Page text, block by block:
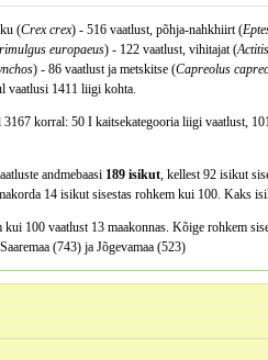
(Crex crex) - 516 vaatlust, põhja-nahkhiirt (
europaeus) - 122 vaatlust, vihitajat (
) - 86 vaatlust ja metskitse (Capreolus
vaatlusi 1411 liigi kohta.
3167 korral: 50 I kaitsekategooria liigi vaatlust,
andmebaasi 189 isikut, kellest 92 isikut
14 isikut sisestas rohkem kui 100. Kaks
kui 100 vaatlust 13 maakonnas. Kõige rohkem
(743) ja Jõgevamaa (523)